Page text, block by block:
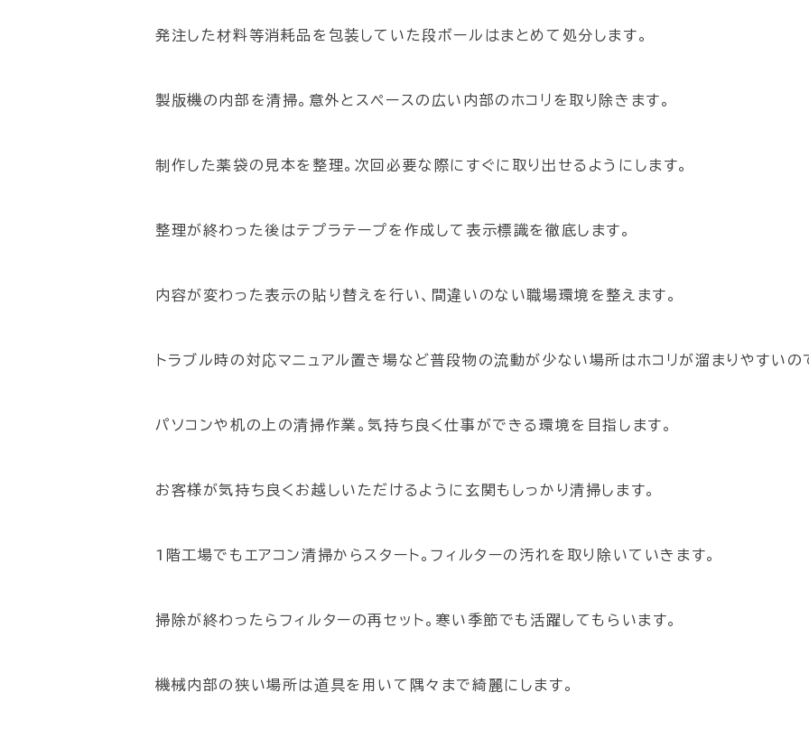
発注した材料等消耗品を包装していた段ボールはまとめて処分します。
製版機の内部を清掃。意外とスペースの広い内部のホコリを取り除きます。
制作した薬袋の見本を整理。次回必要な際にすぐに取り出せるようにします。
整理が終わった後はテプラテープを作成して表示標識を徹底します。
内容が変わった表示の貼り替えを行い、間違いのない職場環境を整えます。
トラブル時の対応マニュアル置き場など普段物の流動が少ない場所はホコリが溜まりやすいの
パソコンや机の上の清掃作業。気持ち良く仕事ができる環境を目指します。
お客様が気持ち良くお越しいただけるように玄関もしっかり清掃します。
1階工場でもエアコン清掃からスタート。フィルターの汚れを取り除いていきます。
掃除が終わったらフィルターの再セット。寒い季節でも活躍してもらいます。
機械内部の狭い場所は道具を用いて隅々まで綺麗にします。